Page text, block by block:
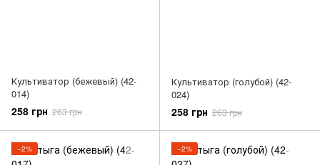
Культиватор (бежевый) (42-
014)
258 грн 263 грн
Культиватор (голубой) (42-
024)
258 грн 263 грн
−2% −2%